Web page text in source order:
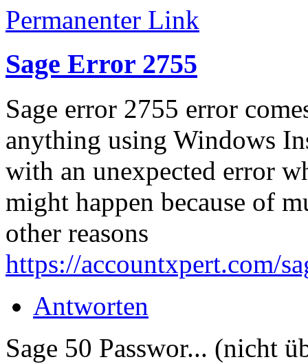
Permanenter Link
Sage Error 2755
Sage error 2755 error
anything using Windows
with an unexpected error
might happen because of
other reasons
https://accountxpert.com/
Antworten
Sage 50 Passwor... (nicht